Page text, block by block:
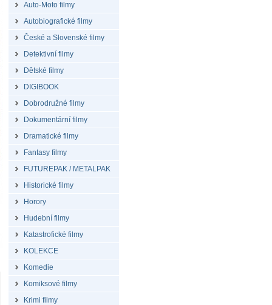
Auto-Moto filmy
Autobiografické filmy
České a Slovenské filmy
Detektivní filmy
Dětské filmy
DIGIBOOK
Dobrodružné filmy
Dokumentární filmy
Dramatické filmy
Fantasy filmy
FUTUREPAK / METALPAK
Historické filmy
Horory
Hudební filmy
Katastrofické filmy
KOLEKCE
Komedie
Komiksové filmy
Krimi filmy